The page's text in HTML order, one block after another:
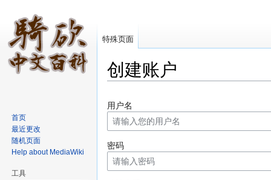
创建账户
用户名
密码
特殊页面
首页
最近更改
随机页面
Help about MediaWiki
工具